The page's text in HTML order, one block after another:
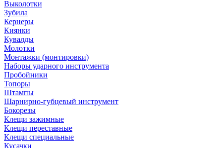
Выколотки
Зубила
Кернеры
Киянки
Кувалды
Молотки
Монтажки (монтировки)
Наборы ударного инструмента
Пробойники
Топоры
Штампы
Шарнирно-губцевый инструмент
Бокорезы
Клещи зажимные
Клещи переставные
Клещи специальные
Кусачки